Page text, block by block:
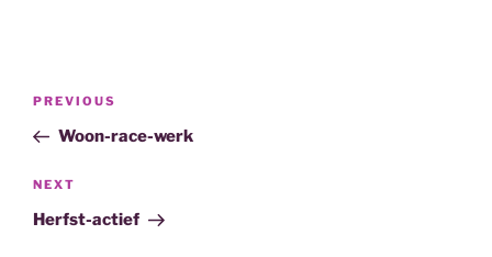
Post
Previous
Post
PREVIOUS
Woon-race-werk
Next
Post
NEXT
Herfst-actief